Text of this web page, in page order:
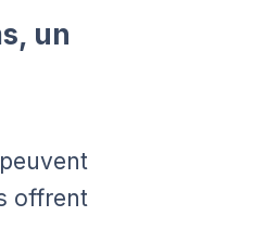
un
offrent